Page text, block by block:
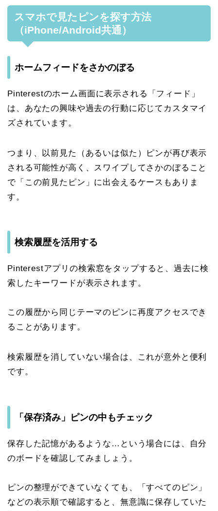
スマホで見たピンを探す方法
（iPhone/Android共通）
ホームフィードをさかのぼる
Pinterestのホーム画面に表示される「フィード」
は、あなたの興味や過去の行動に応じてカスタマイ
ズされています。
つまり、以前見た（あるいは似た）ピンが再び表示
される可能性が高く、スワイプしてさかのぼること
で「この前見たピン」に出会えるケースもありま
す。
検索履歴を活用する
Pinterestアプリの検索窓をタップすると、過去に検
索したキーワードが表示されます。
この履歴から同じテーマのピンに再度アクセスでき
ることがあります。
検索履歴を消していない場合は、これが意外と便利
です。
「保存済み」ピンの中もチェック
保存した記憶があるような…という場合には、自分
のボードを確認してみましょう。
ピンの整理ができていなくても、「すべてのピン」
などの表示順で確認すると、無意識に保存していた